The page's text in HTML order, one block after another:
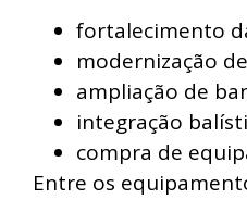
fortalecimento
modernização
ampliação de
integração
compra de
Entre os